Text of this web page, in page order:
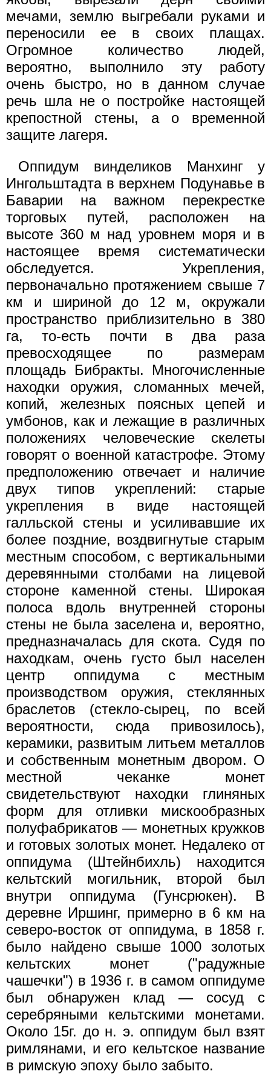
мечами, землю выгребали руками и
переносили ее в своих плащах.
Огромное количество людей,
вероятно, выполнило эту работу
очень быстро, но в данном случае
речь шла не о постройке настоящей
крепостной стены, а о временной
защите лагеря.
Оппидум винделиков Манхинг у
Ингольштадта в верхнем Подунавье в
Баварии на важном перекрестке
торговых путей, расположен на
высоте 360 м над уровнем моря и в
настоящее время систематически
обследуется. Укрепления,
первоначально протяжением свыше 7
км и шириной до 12 м, окружали
пространство приблизительно в 380
га, то-есть почти в два раза
превосходящее по размерам
площадь Бибракты. Многочисленные
находки оружия, сломанных мечей,
копий, железных поясных цепей и
умбонов, как и лежащие в различных
положениях человеческие скелеты
говорят о военной катастрофе. Этому
предположению отвечает и наличие
двух типов укреплений: старые
укрепления в виде настоящей
галльской стены и усиливавшие их
более поздние, воздвигнутые старым
местным способом, с вертикальными
деревянными столбами на лицевой
стороне каменной стены. Широкая
полоса вдоль внутренней стороны
стены не была заселена и, вероятно,
предназначалась для скота. Судя по
находкам, очень густо был населен
центр оппидума с местным
производством оружия, стеклянных
браслетов (стекло-сырец, по всей
вероятности, сюда привозилось),
керамики, развитым литьем металлов
и собственным монетным двором. О
местной чеканке монет
свидетельствуют находки глиняных
форм для отливки мискообразных
полуфабрикатов — монетных кружков
и готовых золотых монет. Недалеко от
оппидума (Штейнбихль) находится
кельтский могильник, второй был
внутри оппидума (Гунсрюкен). В
деревне Иршинг, примерно в 6 км на
северо-восток от оппидума, в 1858 г.
было найдено свыше 1000 золотых
кельтских монет ("радужные
чашечки") в 1936 г. в самом оппидуме
был обнаружен клад — сосуд с
серебряными кельтскими монетами.
Около 15г. до н. э. оппидум был взят
римлянами, и его кельтское название
в римскую эпоху было забыто.